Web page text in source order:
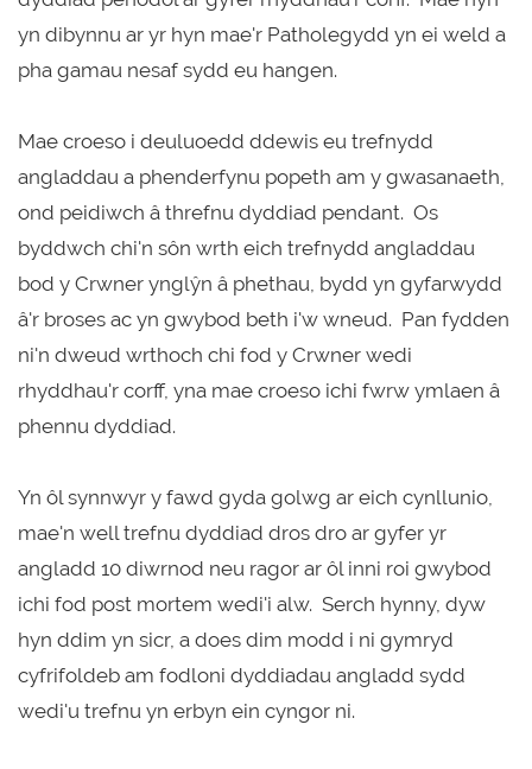
yn dibynnu ar yr hyn mae'r Patholegydd yn ei weld a
pha gamau nesaf sydd eu hangen.
Mae croeso i deuluoedd ddewis eu trefnydd
angladdau a phenderfynu popeth am y gwasanaeth,
ond peidiwch â threfnu dyddiad pendant. Os
byddwch chi'n sôn wrth eich trefnydd angladdau
bod y Crwner ynglŷn â phethau, bydd yn gyfarwydd
â'r broses ac yn gwybod beth i'w wneud. Pan fydden
ni'n dweud wrthoch chi fod y Crwner wedi
rhyddhau'r corff, yna mae croeso ichi fwrw ymlaen â
phennu dyddiad.
Yn ôl synnwyr y fawd gyda golwg ar eich cynllunio,
mae'n well trefnu dyddiad dros dro ar gyfer yr
angladd 10 diwrnod neu ragor ar ôl inni roi gwybod
ichi fod post mortem wedi'i alw. Serch hynny, dyw
hyn ddim yn sicr, a does dim modd i ni gymryd
cyfrifoldeb am fodloni dyddiadau angladd sydd
wedi'u trefnu yn erbyn ein cyngor ni.